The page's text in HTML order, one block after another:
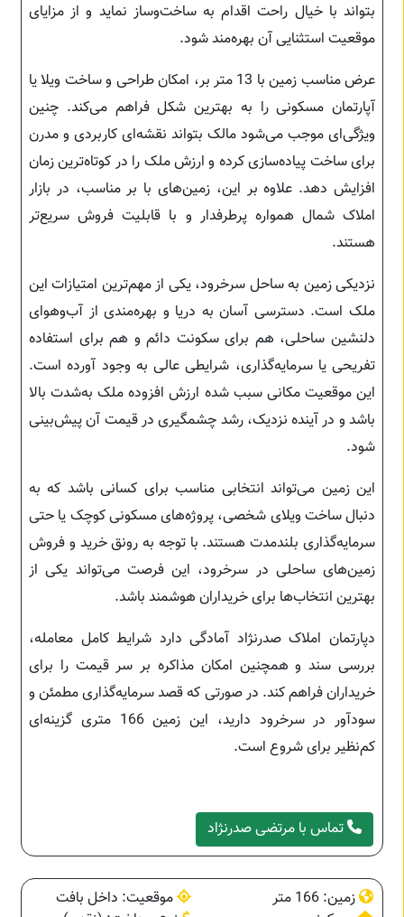
بتواند با خیال راحت اقدام به ساخت‌وساز نماید و از مزایای
موقعیت استثنایی آن بهره‌مند شود.
عرض مناسب زمین با 13 متر بر، امکان طراحی و ساخت ویلا یا
آپارتمان مسکونی را به بهترین شکل فراهم می‌کند. چنین
ویژگی‌ای موجب می‌شود مالک بتواند نقشه‌ای کاربردی و مدرن
برای ساخت پیاده‌سازی کرده و ارزش ملک را در کوتاه‌ترین زمان
افزایش دهد. علاوه بر این، زمین‌های با بر مناسب، در بازار
املاک شمال همواره پرطرفدار و با قابلیت فروش سریع‌تر
هستند.
نزدیکی زمین به ساحل سرخرود، یکی از مهم‌ترین امتیازات این
ملک است. دسترسی آسان به دریا و بهره‌مندی از آب‌وهوای
دلنشین ساحلی، هم برای سکونت دائم و هم برای استفاده
تفریحی یا سرمایه‌گذاری، شرایطی عالی به وجود آورده است.
این موقعیت مکانی سبب شده ارزش افزوده ملک به‌شدت بالا
باشد و در آینده نزدیک، رشد چشمگیری در قیمت آن پیش‌بینی
شود.
این زمین می‌تواند انتخابی مناسب برای کسانی باشد که به
دنبال ساخت ویلای شخصی، پروژه‌های مسکونی کوچک یا حتی
سرمایه‌گذاری بلندمدت هستند. با توجه به رونق خرید و فروش
زمین‌های ساحلی در سرخرود، این فرصت می‌تواند یکی از
بهترین انتخاب‌ها برای خریداران هوشمند باشد.
دپارتمان املاک صدرنژاد آمادگی دارد شرایط کامل معامله،
بررسی سند و همچنین امکان مذاکره بر سر قیمت را برای
خریداران فراهم کند. در صورتی که قصد سرمایه‌گذاری مطمئن و
سودآور در سرخرود دارید، این زمین 166 متری گزینه‌ای
کم‌نظیر برای شروع است.
تماس با مرتضی صدرنژاد
زمین: 166 متر
موقعیت: داخل بافت